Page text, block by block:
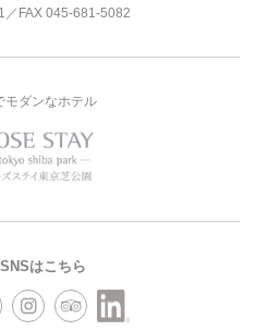
／FAX 045-681-5082
モダンなホテル
はこちら